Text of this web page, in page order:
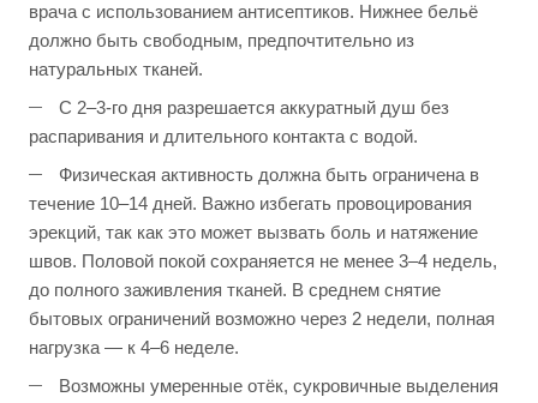
врача с использованием антисептиков. Нижнее бельё
должно быть свободным, предпочтительно из
натуральных тканей.
С 2–3-го дня разрешается аккуратный душ без
распаривания и длительного контакта с водой.
Физическая активность должна быть ограничена в
течение 10–14 дней. Важно избегать провоцирования
эрекций, так как это может вызвать боль и натяжение
швов. Половой покой сохраняется не менее 3–4 недель,
до полного заживления тканей. В среднем снятие
бытовых ограничений возможно через 2 недели, полная
нагрузка — к 4–6 неделе.
Возможны умеренные отёк, сукровичные выделения